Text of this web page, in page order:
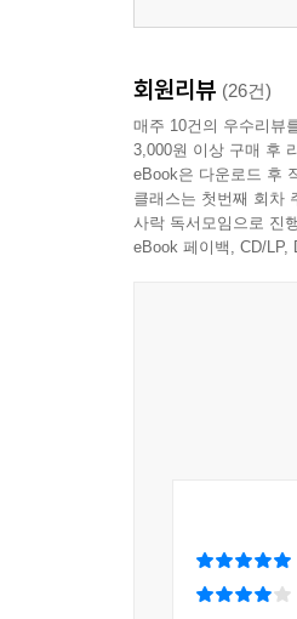
회원리뷰 (26건)
매주 10건의 우수리뷰
3,000원 이상 구매 후
eBook은 다운로드 후
클래스는 첫번째 회차
사락 독서모임으로 진
eBook 페이백, CD/